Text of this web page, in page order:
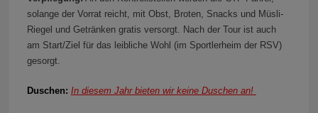
solange der Vorrat reicht, mit Obst, Broten, Snacks und Müsli-
Riegel und Getränken gratis versorgt. Nach der Tour ist auch
am Start/Ziel für das leibliche Wohl (im Sportlerheim der RSV)
gesorgt.
Duschen: In diesem Jahr bieten wir keine Duschen an!